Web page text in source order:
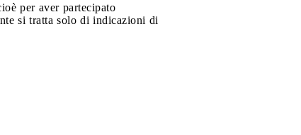
per aver partecipato
si tratta solo di indicazioni di